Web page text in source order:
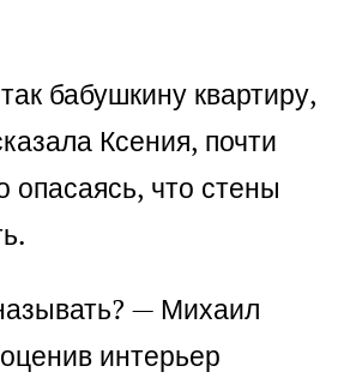
бабушкину квартиру,
Ксения, почти
опасаясь, что стены
— Михаил
интерьер